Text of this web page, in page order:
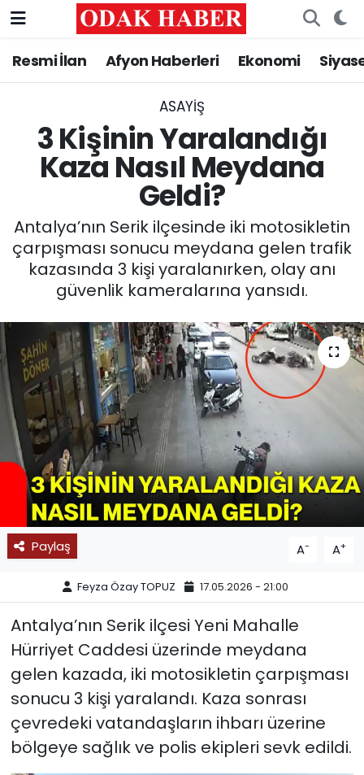
Resmi İlan Afyon Haberleri Ekonomi
ASAYİŞ
3 Kişinin Yaralandığı
Kaza Nasıl Meydana
Geldi?
Antalya’nın Serik ilçesinde iki motosikletin
çarpışması sonucu meydana gelen trafik
kazasında 3 kişi yaralanırken, olay anı
güvenlik kameralarına yansıdı.
Paylaş A- A+
Feyza Özay TOPUZ 17.05.2026 - 21:00
Antalya’nın Serik ilçesi Yeni Mahalle
Hürriyet Caddesi üzerinde meydana
gelen kazada, iki motosikletin çarpışması
sonucu 3 kişi yaralandı. Kaza sonrası
çevredeki vatandaşların ihbarı üzerine
bölgeye sağlık ve polis ekipleri sevk edildi.
AFYONKARAHİSAR HABERLERİ
ASAYİŞ
SİYASET
EĞİTİM
SAĞLIK
SPOR
11:11 MANŞET
Nöbetçi Eczaneler
Trafik Durumu
Süper Lig Puan Durumu ve Fikstür
Tüm Manşetler
Son Dakika Haberleri